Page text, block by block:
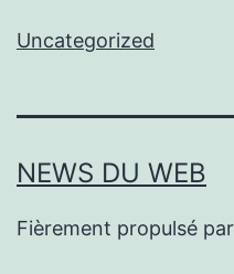
Uncategorized
NEWS DU WEB
Fièrement propulsé par